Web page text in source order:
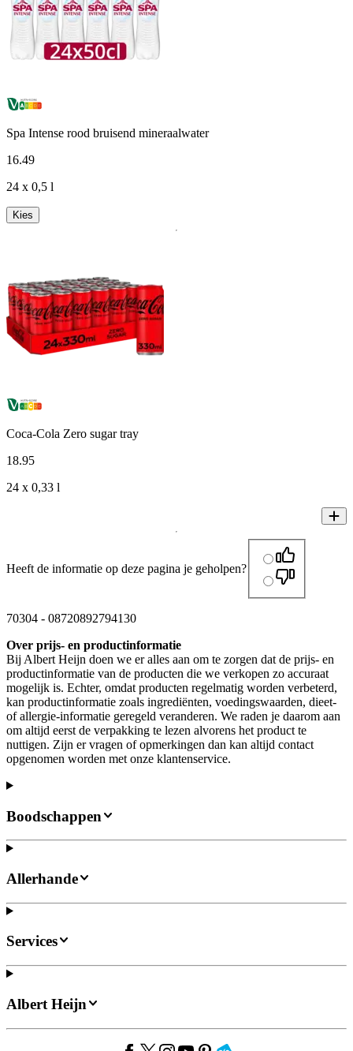
Spa Intense rood bruisend mineraalwater
16.49
24 x 0,5 l
Kies
Coca-Cola Zero sugar tray
18.95
24 x 0,33 l
Heeft de informatie op deze pagina je geholpen?
70304 - 08720892794130
Over prijs- en productinformatie
Bij Albert Heijn doen we er alles aan om te zorgen dat de prijs- en
productinformatie van de producten die we verkopen zo accuraat
mogelijk is. Echter, omdat producten regelmatig worden verbeterd,
kan productinformatie zoals ingrediënten, voedingswaarden, dieet-
of allergie-informatie geregeld veranderen. We raden je daarom aan
om altijd eerst de verpakking te lezen alvorens het product te
nuttigen. Zijn er vragen of opmerkingen dan kan altijd contact
opgenomen worden met onze klantenservice.
Boodschappen
Allerhande
Services
Albert Heijn